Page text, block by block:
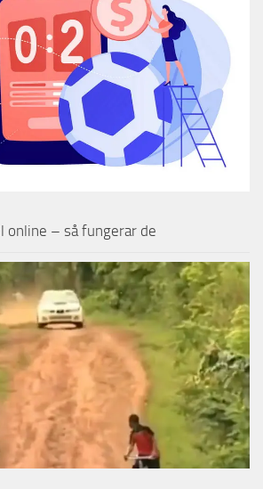
online – så fungerar de